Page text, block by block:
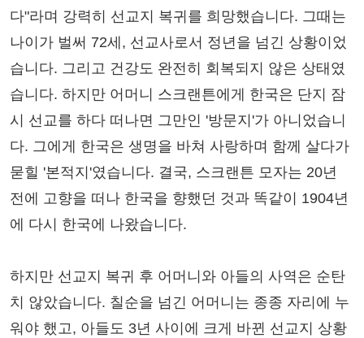
다"라며 강력히 선교지 복귀를 희망했습니다. 그때는
나이가 벌써 72세, 선교사로서 정년을 넘긴 상황이었
습니다. 그리고 건강도 완전히 회복되지 않은 상태였
습니다. 하지만 어머니 스크랜튼에게 한국은 단지 잠
시 선교를 하다 떠나면 그만인 '방문지'가 아니었습니
다. 그에게 한국은 생명을 바쳐 사랑하며 함께 살다가
묻힐 '본적지'였습니다. 결국, 스크랜튼 모자는 20년
전에 고향을 떠나 한국을 향했던 것과 똑같이 1904년
에 다시 한국에 나왔습니다.
하지만 선교지 복귀 후 어머니와 아들의 사역은 순탄
치 않았습니다. 칠순을 넘긴 어머니는 종종 자리에 누
워야 했고, 아들도 3년 사이에 크게 바뀐 선교지 상황